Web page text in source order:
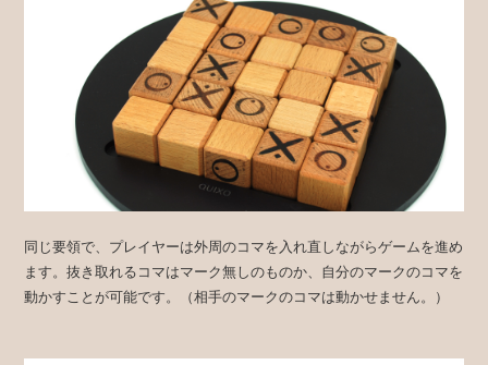
同じ要領で、プレイヤーは外周のコマを入れ直しながらゲームを進め
ます。抜き取れるコマはマーク無しのものか、自分のマークのコマを
動かすことが可能です。（相手のマークのコマは動かせません。）